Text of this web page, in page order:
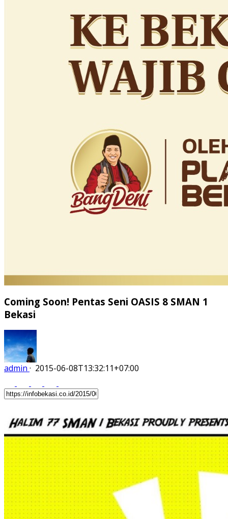
Coming Soon! Pentas Seni OASIS 8 SMAN 1
Bekasi
admin · 2015-06-08T13:32:11+07:00